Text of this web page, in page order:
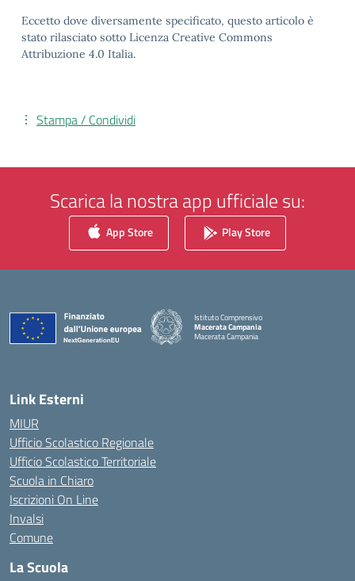
Eccetto dove diversamente specificato, questo articolo è
stato rilasciato sotto Licenza Creative Commons
Attribuzione 4.0 Italia.
Stampa / Condividi
Scarica la nostra app ufficiale su:
App Store Play Store
Istituto Comprensivo
Macerata Campania
Macerata Campania
— Visita la pagina iniziale della scuola
Link Esterni
MIUR
Ufficio Scolastico Regionale
Ufficio Scolastico Territoriale
Scuola in Chiaro
Iscrizioni On Line
Invalsi
Comune
La Scuola